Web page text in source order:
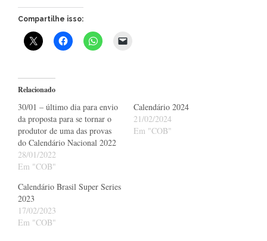
Compartilhe isso:
Relacionado
30/01 – último dia para envio
da proposta para se tornar o
produtor de uma das provas
do Calendário Nacional 2022
28/01/2022
Em "COB"
Calendário 2024
21/02/2024
Em "COB"
Calendário Brasil Super Series
2023
17/02/2023
Em "COB"